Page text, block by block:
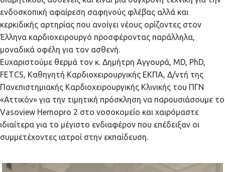
ενδοσκοπική αφαίρεση σαφηνούς φλέβας αλλά και
κερκιδικής αρτηρίας που ανοίγει νέους ορίζοντες στον
Έλληνα καρδιοχειρουργό προσφέροντας παράλληλα,
μοναδικά οφέλη για τον ασθενή.
Ευχαριστούμε θερμά τον κ. Δημήτρη Αγγουρά, MD, PhD,
FETCS, Καθηγητή Καρδιοχειρουργικής ΕΚΠΑ, Δ/ντή της
Πανεπιστημιακής Καρδιοχειρουργικής Κλινικής του ΠΓΝ
«Αττικόν» για την τιμητική πρόσκληση να παρουσιάσουμε το
Vasoview Hemopro 2 στο νοσοκομείο και χαιρόμαστε
ιδιαίτερα για το μέγιστο ενδιαφέρον που επέδειξαν οι
συμμετέχοντες ιατροί στην εκπαίδευση.